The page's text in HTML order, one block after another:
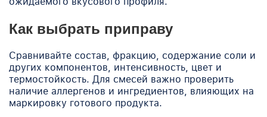
Как выбрать приправу
Сравнивайте состав, фракцию, содержание соли и
других компонентов, интенсивность, цвет и
термостойкость. Для смесей важно проверить
наличие аллергенов и ингредиентов, влияющих на
маркировку готового продукта.